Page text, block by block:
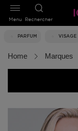
Rechercher
PARFUM VISAGE
Menu
Home Marques